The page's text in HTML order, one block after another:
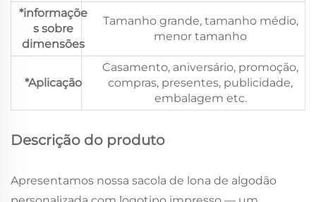
*informaçõe
s sobre
dimensões
Tamanho grande, tamanho médio,
menor tamanho
*Aplicação
Casamento, aniversário, promoção,
compras, presentes, publicidade,
embalagem etc.
Descrição do produto
Apresentamos nossa sacola de lona de algodão